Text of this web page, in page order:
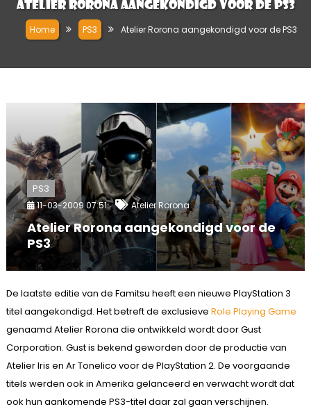
Atelier Rorona aangekondigd voor de PS3
Home PS3 Atelier Rorona aangekondigd voor de PS3
PS3
11-03-2009 07:51 Atelier Rorona
Atelier Rorona aangekondigd voor de
PS3
De laatste editie van de Famitsu heeft een nieuwe PlayStation 3
titel aangekondigd. Het betreft de exclusieve Role Playing Game
genaamd Atelier Rorona die ontwikkeld wordt door Gust
Corporation. Gust is bekend geworden door de productie van
Atelier Iris en Ar Tonelico voor de PlayStation 2. De voorgaande
titels werden ook in Amerika gelanceerd en verwacht wordt dat
ook hun aankomende PS3-titel daar zal gaan verschijnen.